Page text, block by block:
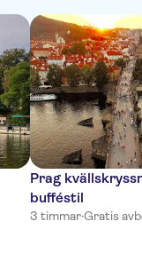
Prag
bufféstil
3 timmar·Gratis